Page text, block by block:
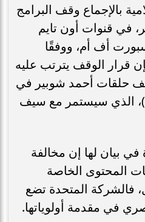
بالإجماع وقف البرامج
في قنوات أون تايم
أف أم، ووفقًا
قرار الوقف يترتب عليه
حلقات أحمد شوبير في
الذي سيستمر مع سيف
بيان لها إن مخالفة
المحتوى الخاصة
فالشركة المتحدة تضع
في مقدمة أولوياتها.